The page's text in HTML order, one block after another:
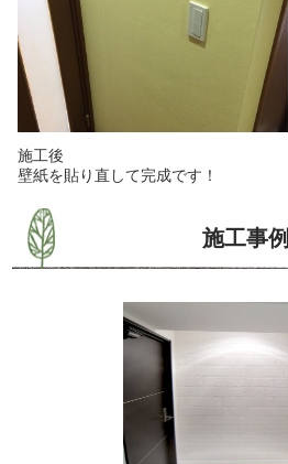
施工後
壁紙を貼り直して完成です！
施工事例